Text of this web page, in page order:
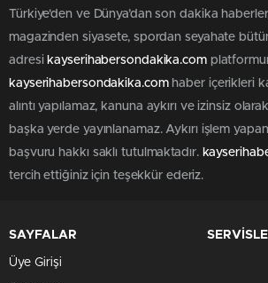
Türkiye'den ve Dünya’dan son dakika haberler,
magazinden siyasete, spordan seyahate
adresi kayserihabersondakika.com
kayserihabersondakika.comhaber içerikleri
alıntı yapılamaz, kanuna aykırı ve izinsiz
başka yerde yayınlanamaz. Aykırı işlem
başvuru hakkı saklı tutulmaktadır.
tercih ettiğiniz için teşekkür ederiz.
SAYFALAR
Üye Girişi